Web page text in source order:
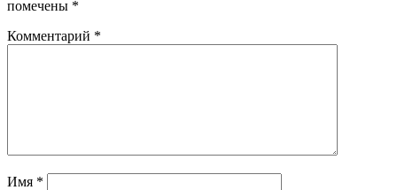
помечены *
Комментарий *
Имя *